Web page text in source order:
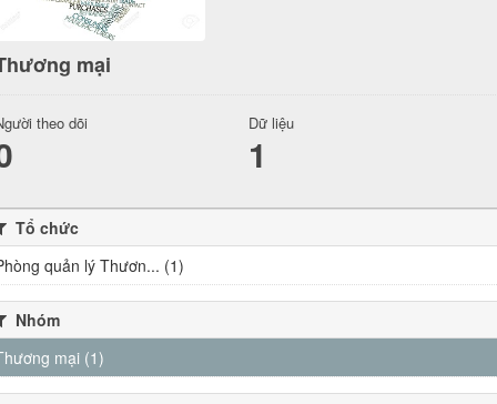
mại
theo dõi Dữ liệu
1
Tổ chức
quản lý Thươn... (1)
Nhóm
mại (1)